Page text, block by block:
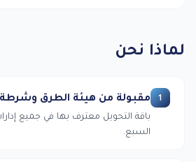
لماذا نحن
1 مقبولة من هيئة الطرق
باقة التحويل معترف بها في جميع
السبع.